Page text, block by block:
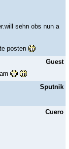
sehn obs nun a
posten
Guest
Sputnik
Cuero